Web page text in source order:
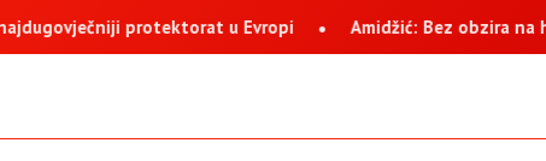
Amidžić: Bez obzira na histeriju i nervozu, Suljagić i institucija